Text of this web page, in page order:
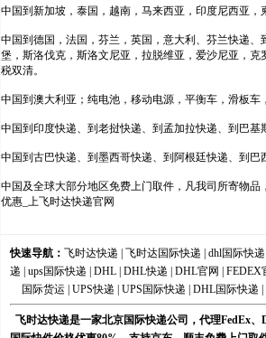
中国到新加坡，泰国，越南，马来西亚，印度尼西亚，
中国到德国，法国，芬兰，英国，意大利、芬兰快递
堡，斯洛伐克，斯洛文尼亚，拉脱维亚，爱沙尼亚，
税双清。
中国到澳大利亚；纯电池，移动电源，平衡车，滑板车
中国到印度快递、到老挝快递、到孟加拉快递、到巴基
中国到古巴快递、到墨西哥快递、到阿根廷快递、到巴
中国及全球大部分地区免费上门取件，凡我司所寄物
优惠_上飞时达快递官网
快速导航： 飞时达快递 飞时达国际快递 dhl国际快递
递
ups国际快递 DHL DHL快递 DHL官网 FEDEX
国际货运| UPS快递 UPS国际快递 DHL国际快递
飞时达快递是一家北京国际快递公司，代理FedEx